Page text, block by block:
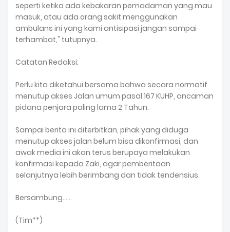
seperti ketika ada kebakaran pemadaman yang mau
masuk, atau ada orang sakit menggunakan
ambulans ini yang kami antisipasi jangan sampai
terhambat," tutupnya.
Catatan Redaksi:
Perlu kita diketahui bersama bahwa secara normatif
menutup akses Jalan umum pasal 167 KUHP, ancaman
pidana penjara paling lama 2 Tahun.
Sampai berita ini diterbitkan, pihak yang diduga
menutup akses jalan belum bisa dikonfirmasi, dan
awak media ini akan terus berupaya melakukan
konfirmasi kepada Zaki, agar pemberitaan
selanjutnya lebih berimbang dan tidak tendensius.
Bersambung......
(Tim**)